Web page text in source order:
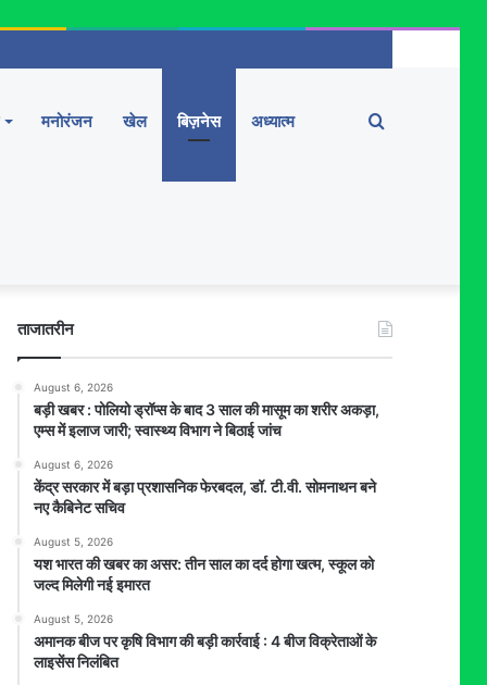
मनोरंजन खेल बिज़नेस अध्यात्म Search
ताजातरीन
August 6, 2026
बड़ी खबर : पोलियो ड्रॉप्स के बाद 3 साल की मासूम का शरीर अकड़ा,
एम्स में इलाज जारी; स्वास्थ्य विभाग ने बिठाई जांच
August 6, 2026
केंद्र सरकार में बड़ा प्रशासनिक फेरबदल, डॉ. टी.वी. सोमनाथन बने
नए कैबिनेट सचिव
August 5, 2026
यश भारत की खबर का असर: तीन साल का दर्द होगा खत्म, स्कूल को
जल्द मिलेगी नई इमारत
August 5, 2026
अमानक बीज पर कृषि विभाग की बड़ी कार्रवाई : 4 बीज विक्रेताओं के
लाइसेंस निलंबित